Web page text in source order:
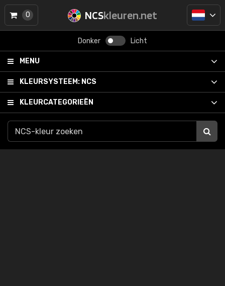
NCSkleuren.net
Donker Licht
MENU
KLEURSYSTEEM: NCS
KLEURCATEGORIEËN
0